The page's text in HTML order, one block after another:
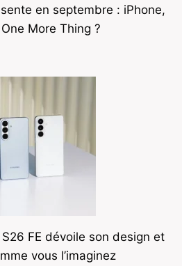
en septembre : iPhone,
More Thing ?
FE dévoile son design et
vous l’imaginez